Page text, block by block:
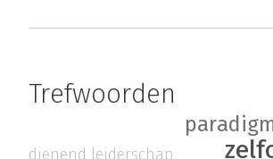
Trefwoorden
dienend leiderschap